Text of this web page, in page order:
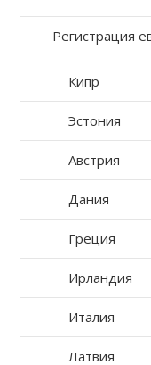
Регистрация
Кипр
Эстония
Австрия
Дания
Греция
Ирландия
Италия
Латвия